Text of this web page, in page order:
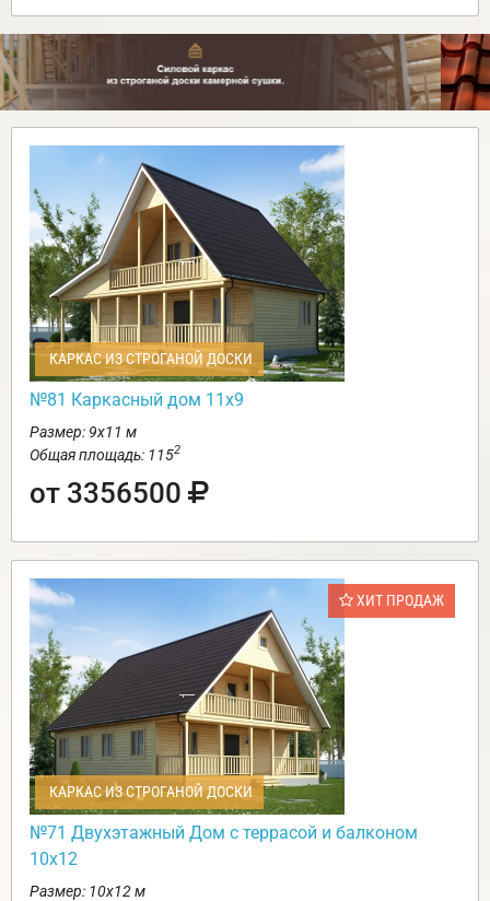
КАРКАС ИЗ СТРОГАНОЙ ДОСКИ
№81 Каркасный дом 11х9
Размер: 9х11 м
Общая площадь: 1152
от 3356500
ХИТ ПРОДАЖ
КАРКАС ИЗ СТРОГАНОЙ ДОСКИ
№71 Двухэтажный Дом с террасой и балконом
10х12
Размер: 10х12 м